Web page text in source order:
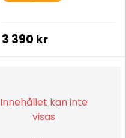
3 390 kr
Innehållet kan inte
visas